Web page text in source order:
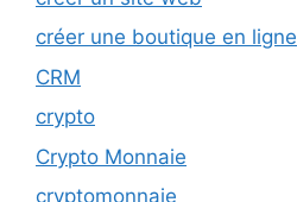
créer une boutique en ligne
CRM
crypto
Crypto Monnaie
cryptomonnaie